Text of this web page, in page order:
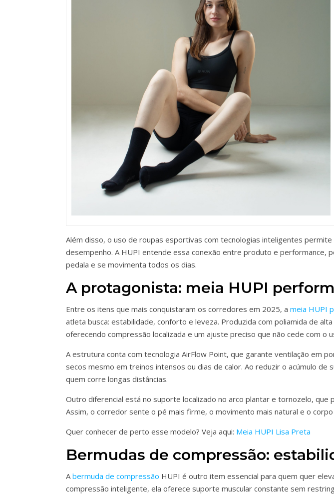
Além disso, o uso de roupas esportivas com tecnologias inteligentes
desempenho. A HUPI entende essa conexão entre produto e performance,
pedala e se movimenta todos os dias.
A protagonista: meia HUPI
Entre os itens que mais conquistaram os corredores em 2025, a meia HUPI
atleta busca: estabilidade, conforto e leveza. Produzida com poliamida de
oferecendo compressão localizada e um ajuste preciso que não cede com o
A estrutura conta com tecnologia AirFlow Point, que garante ventilação em
secos mesmo em treinos intensos ou dias de calor. Ao reduzir o acúmulo
quem corre longas distâncias.
Outro diferencial está no suporte localizado no arco plantar e tornozelo,
Assim, o corredor sente o pé mais firme, o movimento mais natural e o
Quer conhecer de perto esse modelo? Veja aqui: Meia HUPI Lisa Preta
Bermudas de compressão:
Abermuda de compressão HUPI é outro item essencial para quem quer
compressão inteligente, ela oferece suporte muscular constante sem